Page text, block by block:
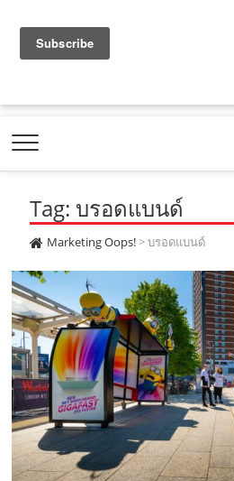
a
e
b
o
o
k
.
c
o
m
o
t
b
e
.
c
o
m
.
o
e
m
e
t
g
r
a
m
.
c
o
m
t
k
.
c
o
m
DIGITAL | CREATIVE |
Tag: บรอดแบนด์
Marketing Oops!>บรอดแบนด์